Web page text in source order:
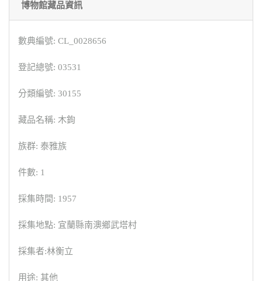
博物館藏品資訊
數典編號: CL_0028656
登記總號: 03531
分類編號: 30155
藏品名稱: 木鉤
族群: 泰雅族
件數: 1
採集時間: 1957
採集地點: 宜蘭縣南澳鄉武塔村
採集者:林衡立
用途: 其他